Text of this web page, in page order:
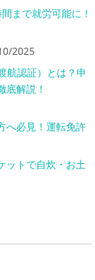
まで就労可能に！
2025
航認証）とは？申
解説！
へ必見！運転免許
ットで自炊・お土